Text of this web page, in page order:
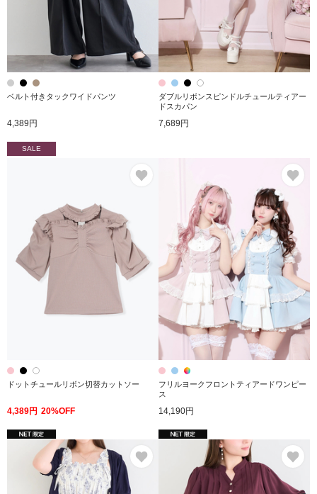
ベルト付きタックワイドパンツ
4,389円
ダブルリボンスピンドルチュールティアー
ドスカパン
7,689円
SALE
ドットチュールリボン切替カットソー
4,389円 20%OFF
フリルヨークフロントティアードワンピー
ス
14,190円